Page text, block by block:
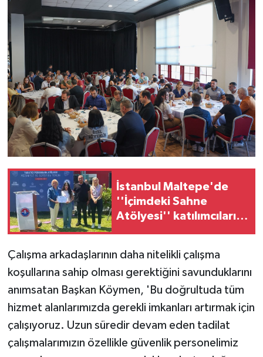
İstanbul Maltepe'de
''İçimdeki Sahne
Atölyesi'' katılımcıları
Çalışma arkadaşlarının daha nitelikli çalışma
koşullarına sahip olması gerektiğini savunduklarını
anımsatan Başkan Köymen, 'Bu doğrultuda tüm
hizmet alanlarımızda gerekli imkanları artırmak için
çalışıyoruz. Uzun süredir devam eden tadilat
çalışmalarımızın özellikle güvenlik personelimiz